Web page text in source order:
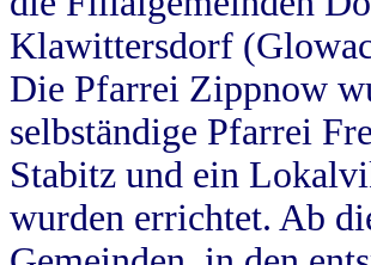
Klawittersdorf
Die Pfarrei Zippnow
selbständige Pfarrei
Stabitz und ein
wurden errichtet. Ab